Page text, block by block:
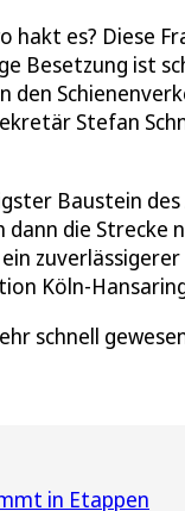
hakt es? Diese
Besetzung ist
den
Stefan
Baustein des
dann die
Köln-
schnell
in Etappen